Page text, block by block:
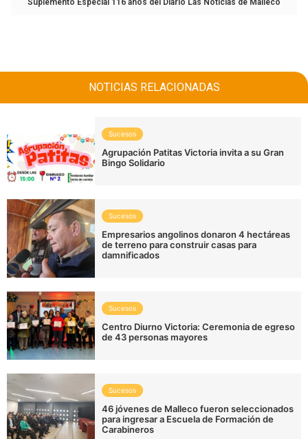
Suplemento Especial 116 años del Diario Las Noticias de Malleco
NOTICIAS RELACIONADAS
Sucesos
Agrupación Patitas Victoria invita a su Gran
Bingo Solidario
Sucesos
Empresarios angolinos donaron 4 hectáreas
de terreno para construir casas para
damnificados
Sucesos
Centro Diurno Victoria: Ceremonia de egreso
de 43 personas mayores
Sucesos
46 jóvenes de Malleco fueron seleccionados
para ingresar a Escuela de Formación de
Carabineros